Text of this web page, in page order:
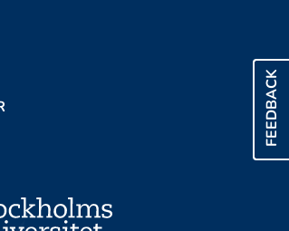
FEEDBACK